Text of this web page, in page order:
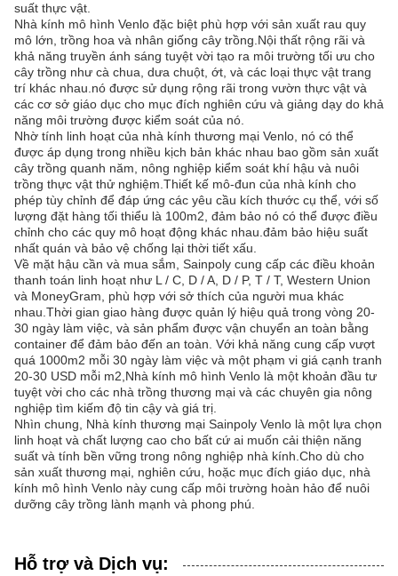
suất thực vật.
Nhà kính mô hình Venlo đặc biệt phù hợp với sản xuất rau quy
mô lớn, trồng hoa và nhân giống cây trồng.Nội thất rộng rãi và
khả năng truyền ánh sáng tuyệt vời tạo ra môi trường tối ưu cho
cây trồng như cà chua, dưa chuột, ớt, và các loại thực vật trang
trí khác nhau.nó được sử dụng rộng rãi trong vườn thực vật và
các cơ sở giáo dục cho mục đích nghiên cứu và giảng dạy do khả
năng môi trường được kiểm soát của nó.
Nhờ tính linh hoạt của nhà kính thương mại Venlo, nó có thể
được áp dụng trong nhiều kịch bản khác nhau bao gồm sản xuất
cây trồng quanh năm, nông nghiệp kiểm soát khí hậu và nuôi
trồng thực vật thử nghiệm.Thiết kế mô-đun của nhà kính cho
phép tùy chỉnh để đáp ứng các yêu cầu kích thước cụ thể, với số
lượng đặt hàng tối thiểu là 100m2, đảm bảo nó có thể được điều
chỉnh cho các quy mô hoạt động khác nhau.đảm bảo hiệu suất
nhất quán và bảo vệ chống lại thời tiết xấu.
Về mặt hậu cần và mua sắm, Sainpoly cung cấp các điều khoản
thanh toán linh hoạt như L / C, D / A, D / P, T / T, Western Union
và MoneyGram, phù hợp với sở thích của người mua khác
nhau.Thời gian giao hàng được quản lý hiệu quả trong vòng 20-
30 ngày làm việc, và sản phẩm được vận chuyển an toàn bằng
container để đảm bảo đến an toàn. Với khả năng cung cấp vượt
quá 1000m2 mỗi 30 ngày làm việc và một phạm vi giá cạnh tranh
20-30 USD mỗi m2,Nhà kính mô hình Venlo là một khoản đầu tư
tuyệt vời cho các nhà trồng thương mại và các chuyên gia nông
nghiệp tìm kiếm độ tin cậy và giá trị.
Nhìn chung, Nhà kính thương mại Sainpoly Venlo là một lựa chọn
linh hoạt và chất lượng cao cho bất cứ ai muốn cải thiện năng
suất và tính bền vững trong nông nghiệp nhà kính.Cho dù cho
sản xuất thương mại, nghiên cứu, hoặc mục đích giáo dục, nhà
kính mô hình Venlo này cung cấp môi trường hoàn hảo để nuôi
dưỡng cây trồng lành mạnh và phong phú.
Hỗ trợ và Dịch vụ: